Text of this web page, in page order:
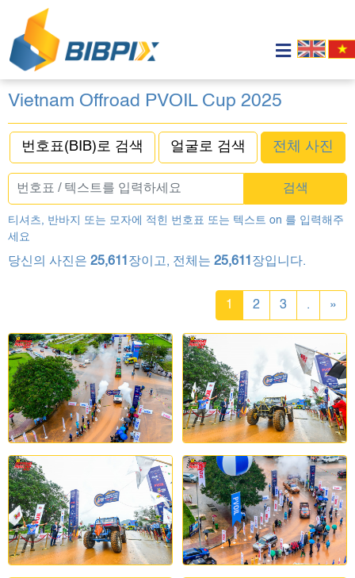
Vietnam Offroad PVOIL Cup 2025
번호표(BIB)로 검색 얼굴로 검색 전체 사진
검색
티셔츠, 반바지 또는 모자에 적힌 번호표 또는 텍스트 on 를 입력해주
세요
당신의 사진은 25,611 장이고, 전체는 25,611 장입니다.
1 2 3 . »